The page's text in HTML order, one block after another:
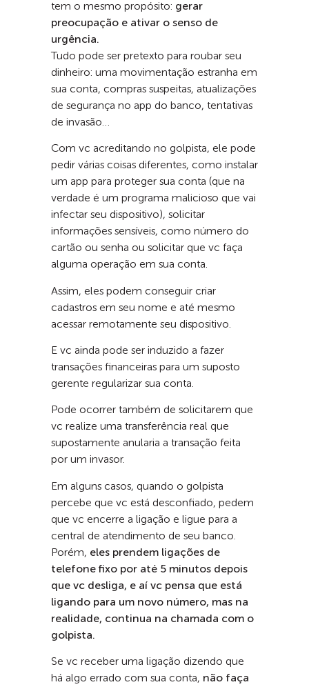
tem o mesmo propósito: gerar
preocupação e ativar o senso de
urgência.
Tudo pode ser pretexto para roubar seu
dinheiro: uma movimentação estranha em
sua conta, compras suspeitas, atualizações
de segurança no app do banco, tentativas
de invasão…
Com vc acreditando no golpista, ele pode
pedir várias coisas diferentes, como instalar
um app para proteger sua conta (que na
verdade é um programa malicioso que vai
infectar seu dispositivo), solicitar
informações sensíveis, como número do
cartão ou senha ou solicitar que vc faça
alguma operação em sua conta.
Assim, eles podem conseguir criar
cadastros em seu nome e até mesmo
acessar remotamente seu dispositivo.
E vc ainda pode ser induzido a fazer
transações financeiras para um suposto
gerente regularizar sua conta.
Pode ocorrer também de solicitarem que
vc realize uma transferência real que
supostamente anularia a transação feita
por um invasor.
Em alguns casos, quando o golpista
percebe que vc está desconfiado, pedem
que vc encerre a ligação e ligue para a
central de atendimento de seu banco.
Porém, eles prendem ligações de
telefone fixo por até 5 minutos depois
que vc desliga, e aí vc pensa que está
ligando para um novo número, mas na
realidade, continua na chamada com o
golpista.
Se vc receber uma ligação dizendo que
há algo errado com sua conta, não faça